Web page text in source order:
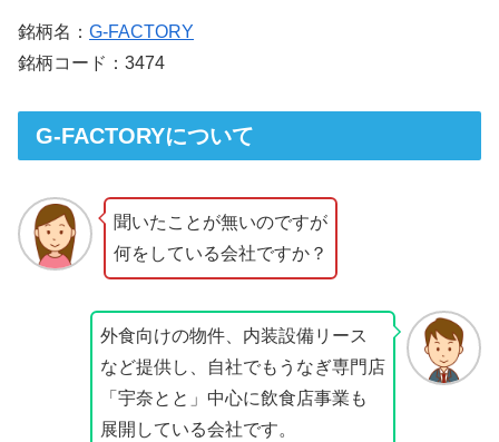
銘柄名： G-FACTORY
銘柄コード：3474
G-FACTORYについて
聞いたことが無いのですが
何をしている会社ですか？
外食向けの物件、内装設備リース
など提供し、自社でもうなぎ専門店
「宇奈とと」中心に飲食店事業も
展開している会社です。